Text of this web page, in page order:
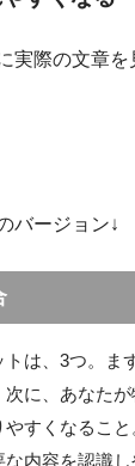
実際の文章
バージョン↓
は、3つ。ま
次に、あなた
すくなるこ
内容を認識し